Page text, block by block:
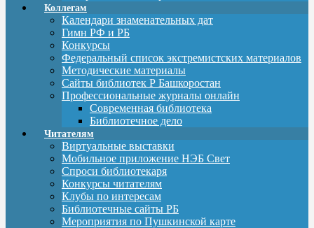
Коллегам
Календари знаменательных дат
Гимн РФ и РБ
Конкурсы
Федеральный список экстремистских материалов
Методические материалы
Сайты библиотек Р Башкоростан
Профессиональные журналы онлайн
Современная библиотека
Библиотечное дело
Читателям
Виртуальные выставки
Мобильное приложение НЭБ Свет
Спроси библиотекаря
Конкурсы читателям
Клубы по интересам
Библиотечные сайты РБ
Мероприятия по Пушкинской карте